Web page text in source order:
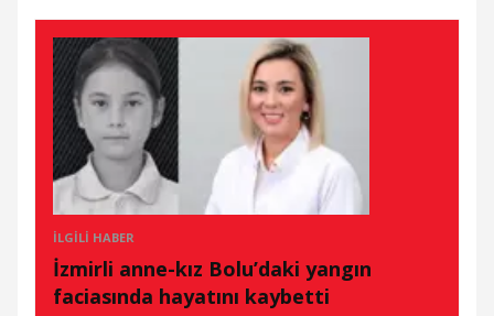
İLGILI HABER
İzmirli anne-kız Bolu’daki yangın
faciasında hayatını kaybetti